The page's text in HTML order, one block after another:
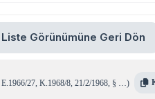
Liste Görünümüne Geri Dön
E.1966/27, K.1968/8, 21/2/1968, § …)